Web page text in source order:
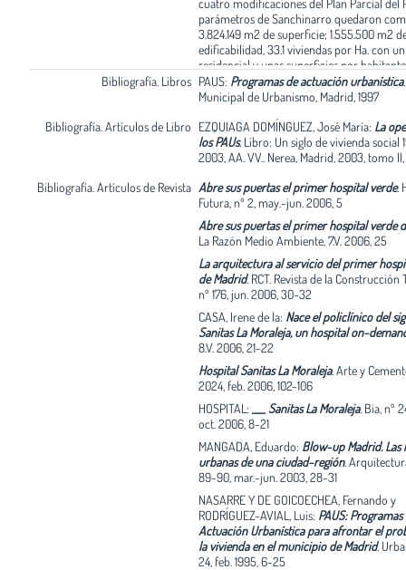
parámetros de Sanchinarro quedaron
3.824.149 m2 de superficie; 1.555.500 m2
edificabilidad, 33.1 viviendas por Ha. con
residencial y unas superficies por
de zona verde, 28.05 m2 de viario, 11.55
equipamiento del que un 2.96 m2 será
libre y el resto protegida, para una
estimada por encima de los 40.000
Tristemente la mayor parte de las
de poquísimos tipos y soluciones
reproducidos hasta el límite por
constructores, en general, amparados en
criterios de adaptación a la normativa y a
exigencias de un usuario al que
considera incapacitado para entender
mínima innovación. Nos parece que la
como otros bienes de primera necesidad,
proponerse con caracteres acordes con su
contemporaneidad y que el ciudadano,
mayoritariamente joven en estos barrios
creación, es más inteligente de lo que en
le supone. En cuanto a la edificación no
que se está construyendo, destacan el
Moraleja y la central eléctrica de Iberdrola,
factura de hormigón visto y traslúcidos,
de la existente en Pozuelo, junto a la A-6.
conexiones viarias de entrada en túnel
y en puente sobre la N-1 muestran el gran
de nuevas infraestructuras que estas
llevan asociado.
Bibliografía. Libros PAUS: Programas de actuación urbanística
Municipal de Urbanismo, Madrid, 1997
Bibliografía. Artículos de Libro EZQUIAGA DOMÍNGUEZ, José María: La
los PAUs. Libro: Un siglo de vivienda social
2003, AA. VV.. Nerea, Madrid, 2003, tomo
Bibliografía. Artículos de Revista Abre sus puertas el primer hospital verde.
Futura, nº 2, may.-jun. 2006, 5
Abre sus puertas el primer hospital verde
La Razón Medio Ambiente, 7.V. 2006, 25
La arquitectura al servicio del primer
de Madrid. RCT. Revista de la Construcción
nº 176, jun. 2006, 30-32
CASA, Irene de la: Nace el policlínico del
Sanitas La Moraleja, un hospital on-
8.V. 2006, 21-22
Hospital Sanitas La Moraleja. Arte y
2024, feb. 2006, 102-106
HOSPITAL:
___ Sanitas La Moraleja. Bia, nº
oct. 2006, 8-21
MANGADA, Eduardo: Blow-up Madrid. Las
urbanas de una ciudad-región.
89-90, mar.-jun. 2003, 28-31
NASARRE Y DE GOICOECHEA, Fernando y
RODRÍGUEZ-AVIAL, Luis: PAUS: Programas
Actuación Urbanística para afrontar el
la vivienda en el municipio de Madrid.
24, feb. 1995, 6-25